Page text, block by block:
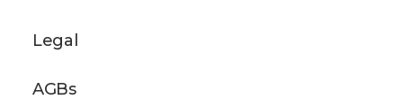
Legal
AGBs